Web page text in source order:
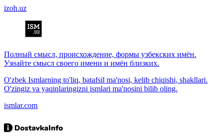
izoh.uz
Полный смысл, происхождение, формы узбекских имён.
Узнайте смысл своего имени и имён близких.
O'zbek Ismlarning to'liq, batafsil ma'nosi, kelib chiqishi, shakllari.
O'zingiz va yaqinlaringizni ismlari ma'nosini bilib oling.
ismlar.com